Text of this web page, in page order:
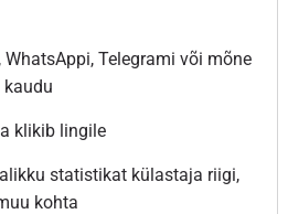
WhatsAppi, Telegrami või mõne
klikib lingile
statistikat külastaja riigi,
kohta